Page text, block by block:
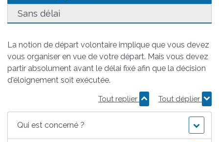
Sans délai
La notion de départ volontaire implique que vous devez
vous organiser en vue de votre départ. Mais vous devez
partir absolument avant le délai fixé afin que la décision
d'éloignement soit exécutée.
Tout replier Tout déplier
Qui est concerné ?